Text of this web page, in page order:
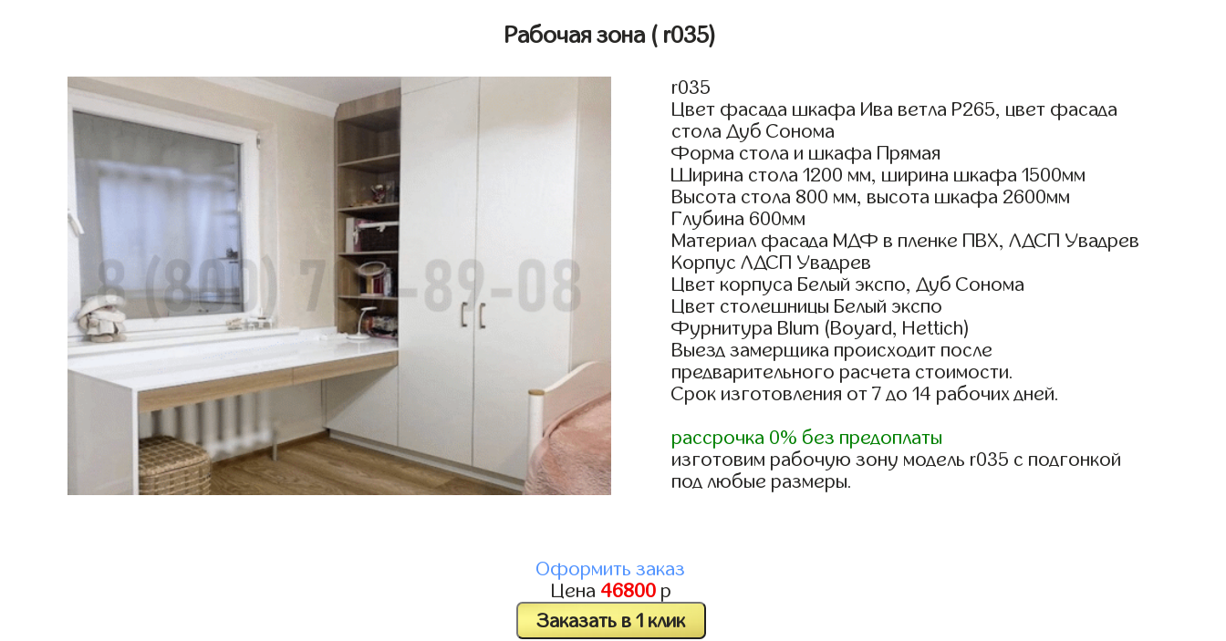
Рабочая зона ( r035)
r035
Цвет фасада шкафа Ива ветла Р265, цвет фасада
стола Дуб Сонома
Форма стола и шкафа Прямая
Ширина стола 1200 мм, ширина шкафа 1500мм
Высота стола 800 мм, высота шкафа 2600мм
Глубина 600мм
Материал фасада МДФ в пленке ПВХ, ЛДСП Увадрев
Корпус ЛДСП Увадрев
Цвет корпуса Белый экспо, Дуб Сонома
Цвет столешницы Белый экспо
Фурнитура Blum (Boyard, Hettich)
Выезд замерщика происходит после
предварительного расчета стоимости.
Срок изготовления от 7 до 14 рабочих дней.
рассрочка 0% без предоплаты
изготовим рабочую зону модель r035 с подгонкой
под любые размеры.
Оформить заказ
Цена 46800р
Заказать в 1 клик